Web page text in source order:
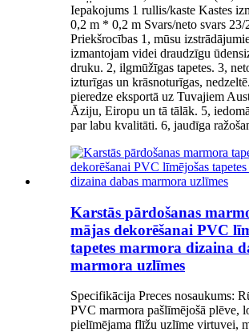
Iepakojums 1 rullis/kaste Kastes
0,2 m * 0,2 m Svars/neto svars 23/
Priekšrocības 1, mūsu
izmantojam videi draudzīgu
druku. 2, ilgmūžīgas tapetes. 3,
izturīgas un krāsnoturīgas,
pieredze eksportā uz Tuvajiem
Āziju, Eiropu un tā tālāk. 5,
par labu kvalitāti. 6, jaudīga
Karstās pārdošanas
mājas dekorēšanai PVC
tapetes marmora dizaina
marmora uzlīmes
Specifikācija Preces nosaukums:
PVC marmora pašlīmējošā plēve,
pielīmējama flīžu uzlīme virtuvei,